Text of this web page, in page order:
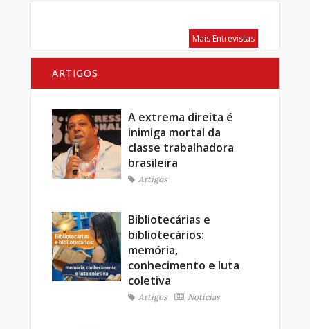
Mais Entrevistas
ARTIGOS
A extrema direita é
inimiga mortal da
classe trabalhadora
brasileira
Artigos
Bibliotecárias e
bibliotecários:
memória,
conhecimento e luta
coletiva
Artigos Notícias